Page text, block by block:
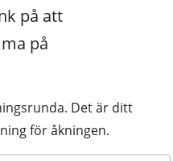
på att
på
Det är ditt
för åkningen.